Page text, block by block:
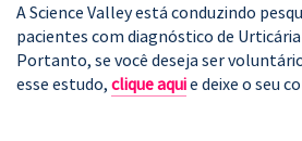
A Science Valley está conduzindo
pacientes com diagnóstico de
Portanto, se você deseja ser
esse estudo, clique aquie deixe o seu